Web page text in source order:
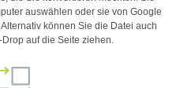
auswählen oder sie von Google
können Sie die Datei auch
auf die Seite ziehen.